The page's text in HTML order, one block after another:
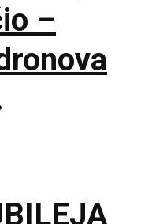
–
sila